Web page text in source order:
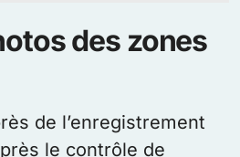
des zones
de l’enregistrement
le contrôle de